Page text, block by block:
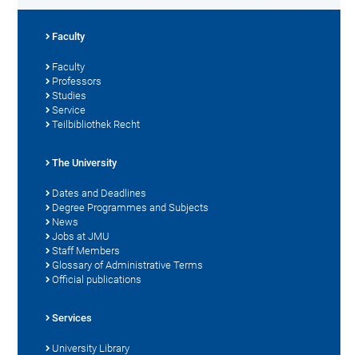
Faculty
Faculty
Professors
Studies
Service
Teilbibliothek Recht
The University
Dates and Deadlines
Degree Programmes and Subjects
News
Jobs at JMU
Staff Members
Glossary of Administrative Terms
Official publications
Services
University Library